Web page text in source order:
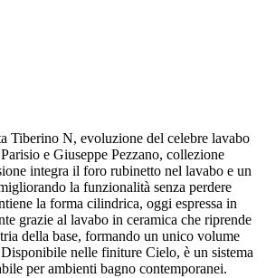
Tiberino N, evoluzione del celebre lavabo
e Giuseppe Pezzano, collezione
integra il foro rubinetto nel lavabo e un
la funzionalità senza perdere
la forma cilindrica, oggi espressa in
grazie al lavabo in ceramica che riprende
della base, formando un unico volume
nelle finiture Cielo, è un sistema
per ambienti bagno contemporanei.